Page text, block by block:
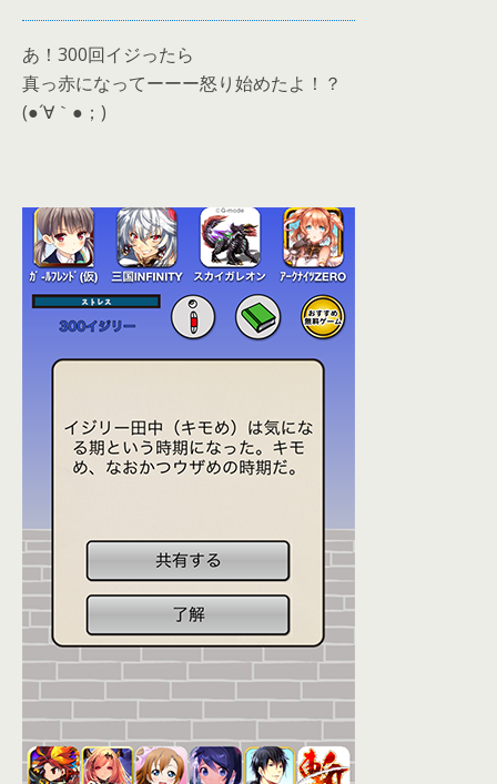
あ！300回イジったら
真っ赤になってーーー怒り始めたよ！？
(●´∀｀●；)